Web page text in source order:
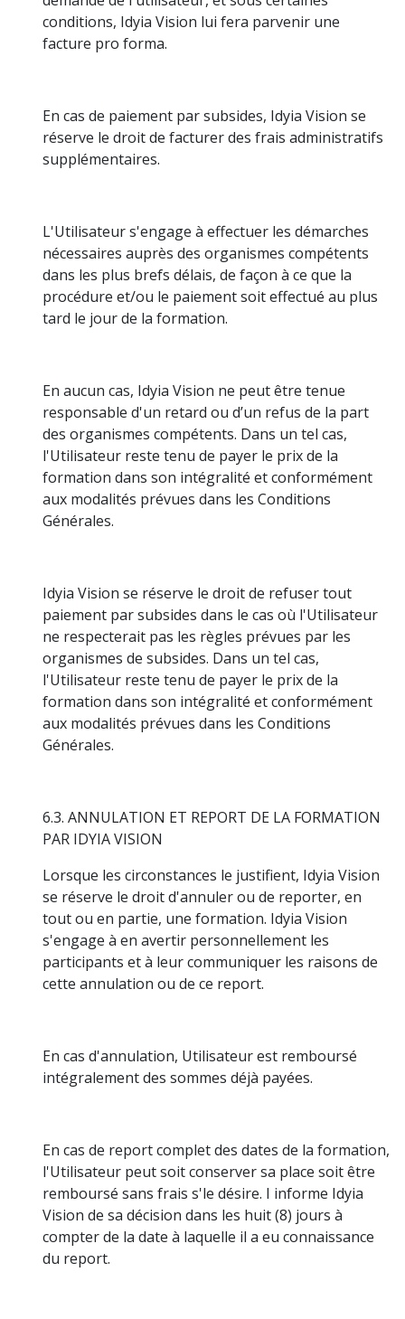
conditions, Idyia Vision lui fera parvenir une
facture pro forma.
En cas de paiement par subsides, Idyia Vision se
réserve le droit de facturer des frais administratifs
supplémentaires.
L'Utilisateur s'engage à effectuer les démarches
nécessaires auprès des organismes compétents
dans les plus brefs délais, de façon à ce que la
procédure et/ou le paiement soit effectué au plus
tard le jour de la formation.
En aucun cas, Idyia Vision ne peut être tenue
responsable d'un retard ou d’un refus de la part
des organismes compétents. Dans un tel cas,
l'Utilisateur reste tenu de payer le prix de la
formation dans son intégralité et conformément
aux modalités prévues dans les Conditions
Générales.
Idyia Vision se réserve le droit de refuser tout
paiement par subsides dans le cas où l'Utilisateur
ne respecterait pas les règles prévues par les
organismes de subsides. Dans un tel cas,
l'Utilisateur reste tenu de payer le prix de la
formation dans son intégralité et conformément
aux modalités prévues dans les Conditions
Générales.
6.3. ANNULATION ET REPORT DE LA FORMATION
PAR IDYIA VISION
Lorsque les circonstances le justifient, Idyia Vision
se réserve le droit d'annuler ou de reporter, en
tout ou en partie, une formation. Idyia Vision
s'engage à en avertir personnellement les
participants et à leur communiquer les raisons de
cette annulation ou de ce report.
En cas d'annulation, Utilisateur est remboursé
intégralement des sommes déjà payées.
En cas de report complet des dates de la formation,
l'Utilisateur peut soit conserver sa place soit être
remboursé sans frais s'le désire. I informe Idyia
Vision de sa décision dans les huit (8) jours à
compter de la date à laquelle il a eu connaissance
du report.